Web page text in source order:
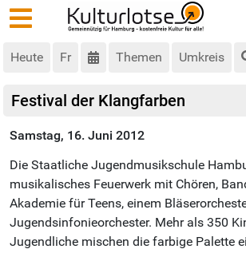
Heute Fr Themen Umkreis
Festival der Klangfarben
Samstag, 16. Juni 2012
Die Staatliche Jugendmusikschule
musikalisches Feuerwerk mit Chören,
Akademie für Teens, einem
Jugendsinfonieorchester. Mehr als 350
Jugendliche mischen die farbige Palette